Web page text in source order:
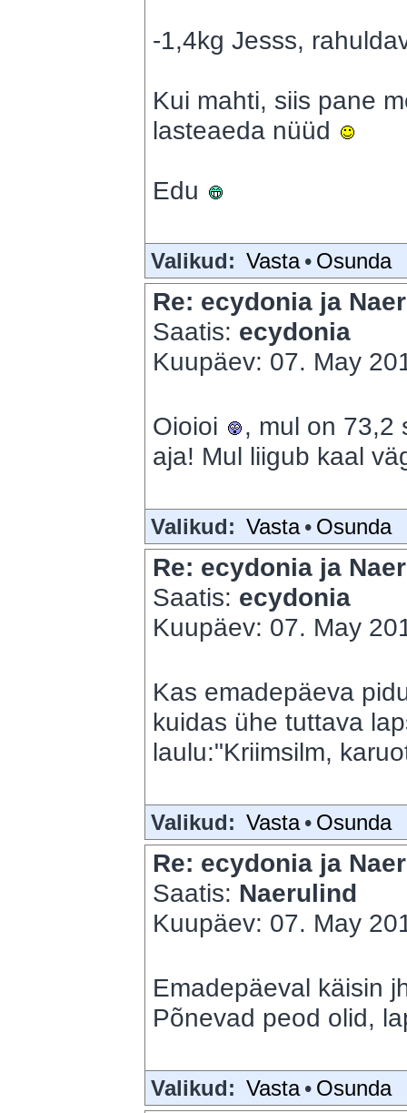
-1,4kg Jesss,
Kui mahti, siis pane
lasteaeda nüüd
Edu
Valikud: Vasta • Osunda
Re: ecydonia ja
Saatis: ecydonia
Kuupäev: 07. May
Oioioi
, mul on
aja! Mul liigub kaal
Valikud: Vasta • Osunda
Re: ecydonia ja
Saatis: ecydonia
Kuupäev: 07. May
Kas emadepäeva
kuidas ühe tuttava
laulu:"Kriimsilm,
Valikud: Vasta • Osunda
Re: ecydonia ja
Saatis: Naerulind
Kuupäev: 07. May
Emadepäeval käisin
Põnevad peod olid,
Valikud: Vasta • Osunda